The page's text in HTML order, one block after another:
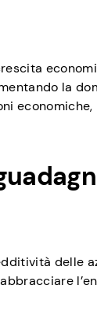
la
economiche,
delle